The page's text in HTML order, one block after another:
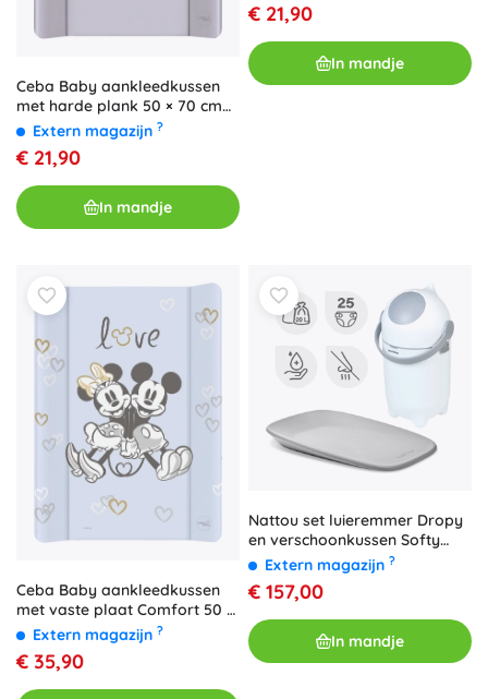
Ceba Baby aankleedkussen
met harde plank 50 × 70 cm
Basic Celebration
Extern magazijn ?
€ 21,90
In mandje
€ 21,90
In mandje
Ceba Baby aankleedkussen
met vaste plaat Comfort 50 ×
70 Disney Minnie & Mickey
Extern magazijn ?
€ 35,90
Nattou set luieremmer Dropy
en verschoonkussen Softy
beige 50 × 70 cm
Extern magazijn ?
€ 157,00
In mandje